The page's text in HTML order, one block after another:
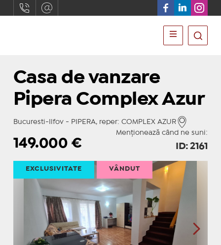
Casa de vanzare
Pipera Complex Azur
Bucuresti-Ilfov - PIPERA, reper: COMPLEX AZUR
Menționează când ne suni:
149.000 € ID: 2161
EXCLUSIVITATE VÂNDUT